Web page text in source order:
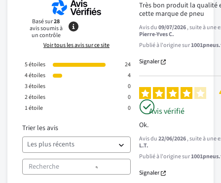
Basé sur28
avis soumis à
un contrôle
Voir tous les avis sur ce site
5étoiles
24
4étoiles
4
3étoiles
0
2étoiles
0
1étoile 0
Trier les avis
Très bon produit la qualité
cette marque de pneu
Avis du09/07/2026, suite à une
Pierre-Yves C.
Publié à l'origine sur
Signaler
Avis vérifié
Ok.
Avis du22/06/2026, suite à une
L.T.
Publié à l'origine sur
Signaler